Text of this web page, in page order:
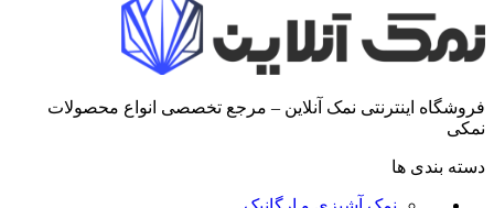
فروشگاه اینترنتی نمک آنلاین – مرجع تخصصی انواع محصولات
نمکی
دسته بندی ها